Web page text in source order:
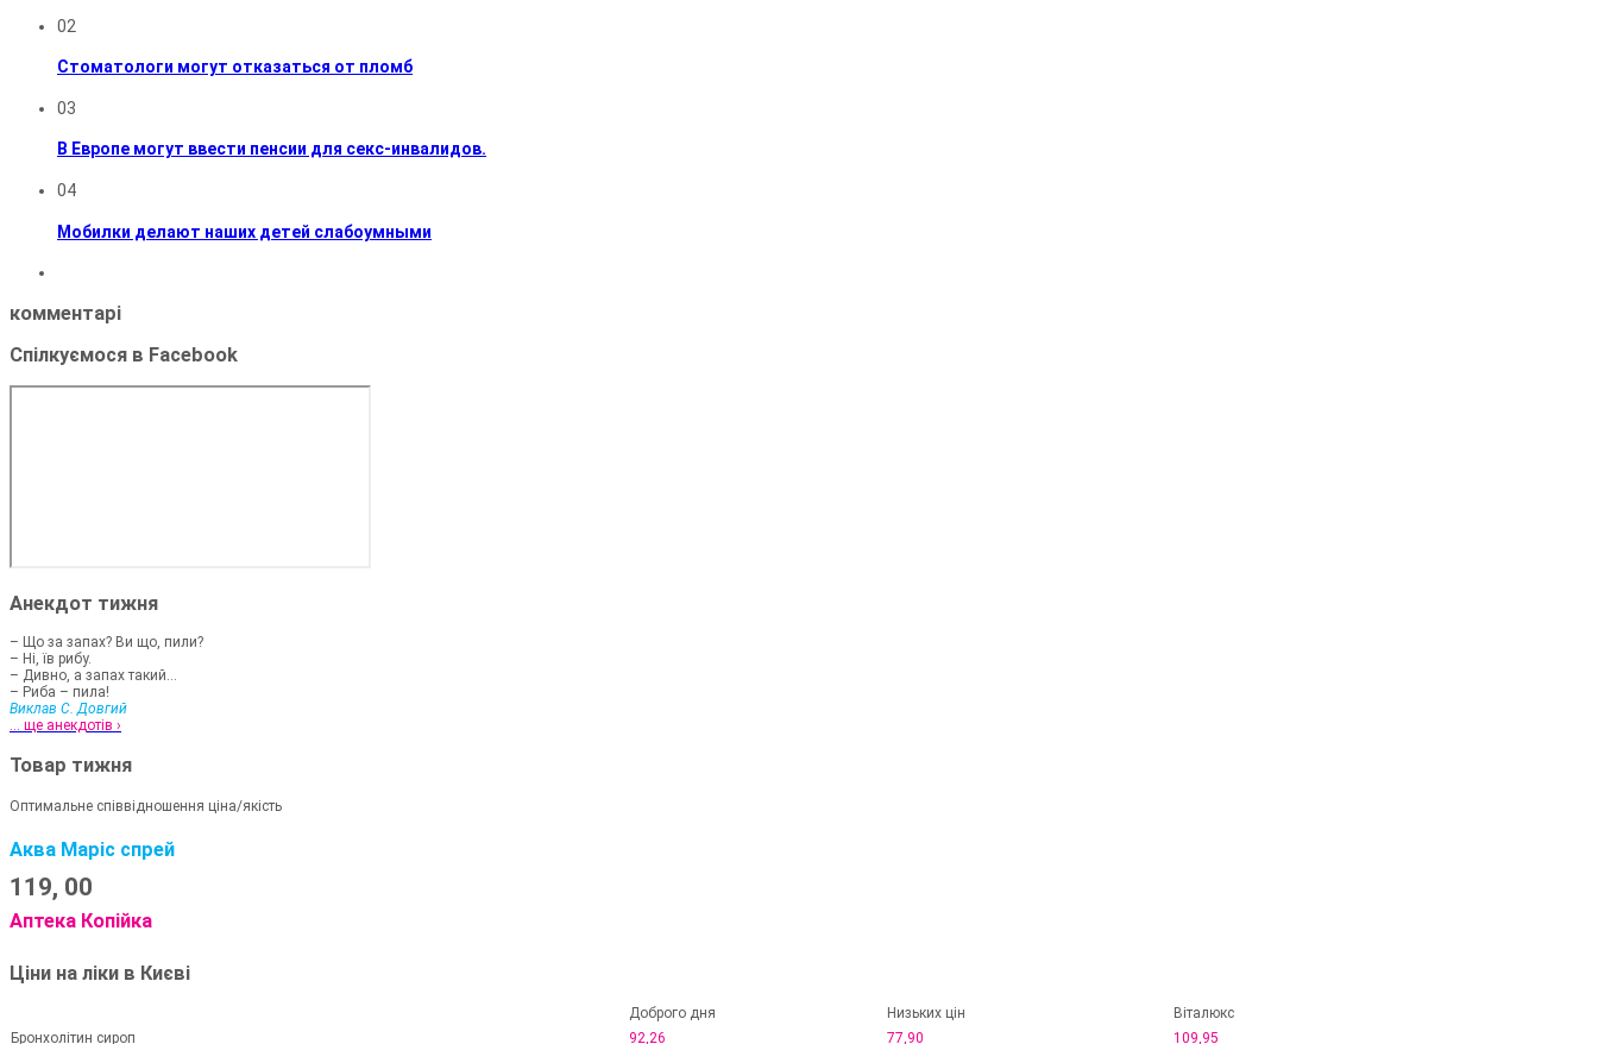
02
Стоматологи могут отказаться от пломб
03
В Европе могут ввести пенсии для секс-инвалидов.
04
Мобилки делают наших детей слабоумными
комментарі
Спілкуємося в Facebook
Анекдот тижня
– Що за запах? Ви що, пили?
– Ні, їв рибу.
– Дивно, а запах такий...
– Риба – пила!
Виклав С. Довгий
... ще анекдотів ›
Товар тижня
Оптимальне співвідношення ціна/якість
Аква Маріс спрей
119, 00
Аптека Копійка
Ціни на ліки в Києві
Доброго дня Низьких цін
Віталюкс
Бронхолітин сироп
92,26 77,90 109,95